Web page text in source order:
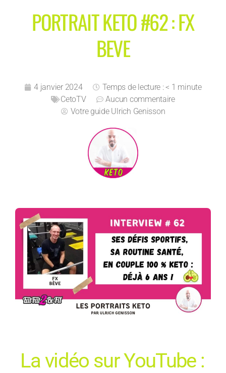
PORTRAIT KETO #62 : FX
BEVE
4 janvier 2024
Temps de lecture : < 1 minute
CetoTV
Aucun commentaire
Votre guideUlrich Genisson
La vidéo sur YouTube :